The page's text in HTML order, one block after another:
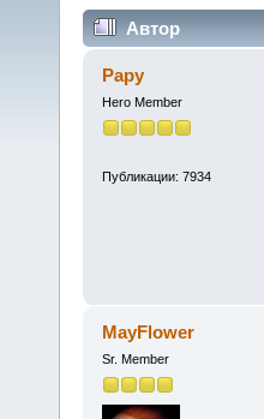
Автор
Papy
Hero Member
Публикации: 7934
MayFlower
Sr. Member